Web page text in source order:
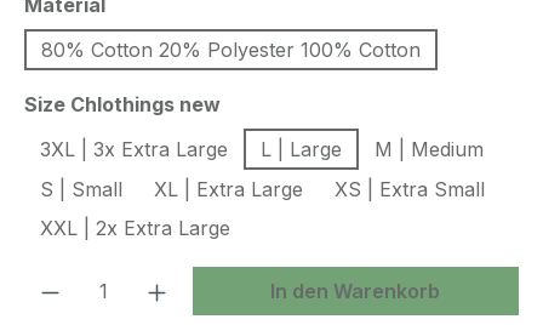
80% Cotton 20% Polyester 100% Cotton
Size Chlothings newauswählen
3XL | 3x Extra Large
L | Large
M | Medium
S | Small
XL | Extra Large
XS | Extra Small
XXL | 2x Extra Large
Produkt Anzahl: Gib denIn den Warenkorb